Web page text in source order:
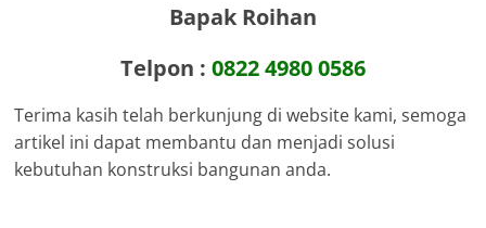
Bapak Roihan
Telpon : 0822 4980 0586
Terima kasih telah berkunjung di website kami, semoga
artikel ini dapat membantu dan menjadi solusi
kebutuhan konstruksi bangunan anda.